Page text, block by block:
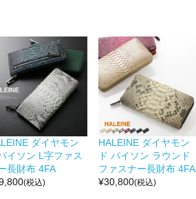
ダイヤモン
イソン L字ファス
長財布 4FA
(税込)
HALEINE ダイヤモン
ド パイソン ラウンド
ファスナー長財布 4FA
¥30,800(税込)